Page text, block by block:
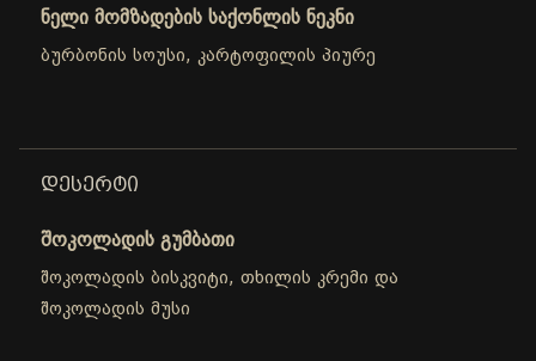
ნელი მომზადების საქონლის ნეკნი
ბურბონის სოუსი, კარტოფილის პიურე
ᲓᲔᲡᲔᲠᲢᲘ
შოკოლადის გუმბათი
შოკოლადის ბისკვიტი, თხილის კრემი და
შოკოლადის მუსი